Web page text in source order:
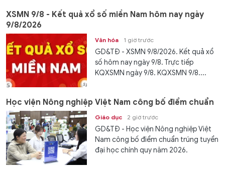
XSMN 9/8 - Kết quả xổ số miền Nam hôm nay ngày
9/8/2026
Văn hóa 1 giờ trước
GD&TĐ - XSMN 9/8/2026. Kết quả xổ
số hôm nay ngày 9/8. Trực tiếp
KQXSMN ngày 9/8. KQXSMN 9/8....
Học viện Nông nghiệp Việt Nam công bố điểm chuẩn
Giáo dục 2 giờ trước
GD&TĐ - Học viện Nông nghiệp Việt
Nam công bố điểm chuẩn trúng tuyển
đại học chính quy năm 2026.